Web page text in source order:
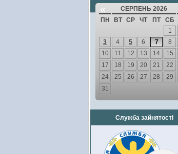
« СЕРПЕНЬ 2026
ПН ВТ СР ЧТ ПТ СБ
1
3
4 5 6 7 8
10
11 12 13 14 15
17
18 19 20 21 22
24
25 26 27 28 29
31
Служба зайнятості